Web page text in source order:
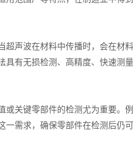
声波在材料中传播时，会在材
有无损检测、高精度、快速测
关键零部件的检测尤为重要。
需求，确保零部件在检测后仍可